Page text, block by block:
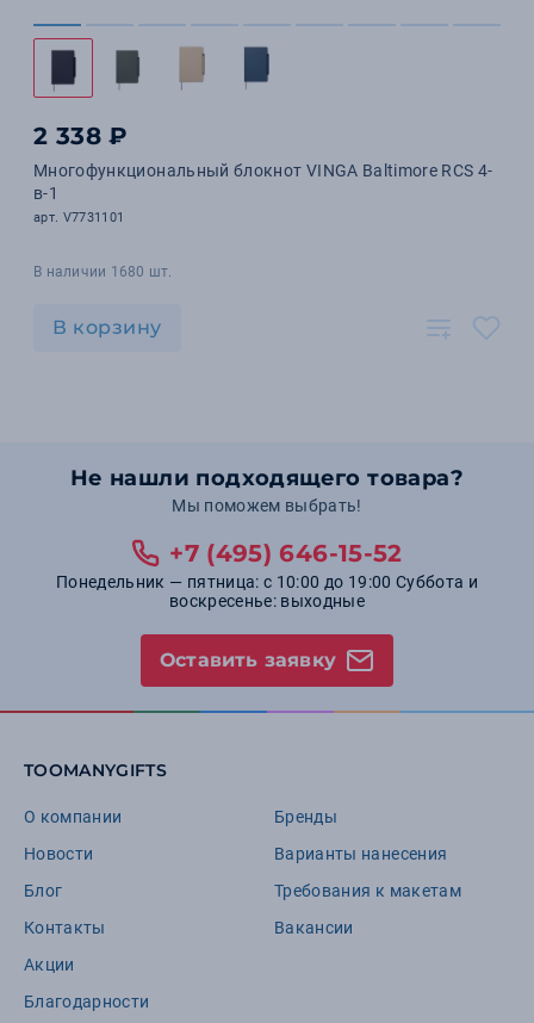
2 338 ₽
Многофункциональный блокнот VINGA Baltimore RCS 4-
в-1
арт. V7731101
В наличии 1680 шт.
В корзину
Не нашли подходящего товара?
Мы поможем выбрать!
+7 (495) 646-15-52
Понедельник — пятница: с 10:00 до 19:00 Суббота и
воскресенье: выходные
Оставить заявку
TOOMANYGIFTS
О компании
Новости
Блог
Контакты
Акции
Благодарности
Бренды
Варианты нанесения
Требования к макетам
Вакансии